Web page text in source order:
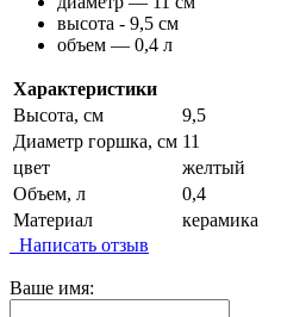
высота - 9,5 см
объем — 0,4 л
Характеристики
Высота, см
9,5
Диаметр горшка, см 11
цвет
желтый
Объем, л
0,4
Материал
керамика
Написать отзыв
Ваше имя: